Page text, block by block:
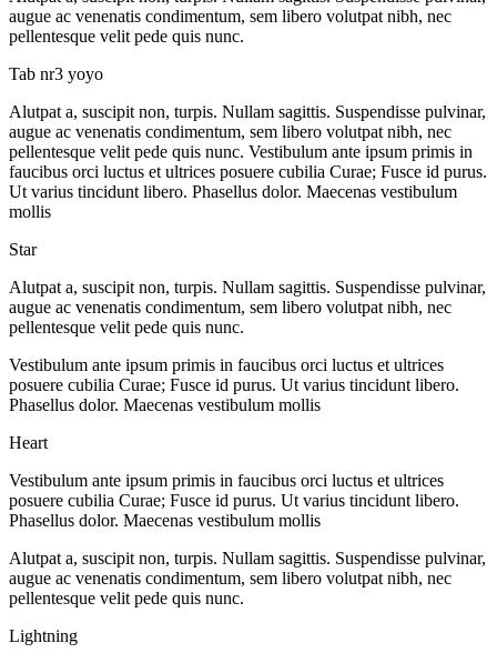
augue ac venenatis condimentum, sem libero volutpat nibh, nec
pellentesque velit pede quis nunc.
Tab nr3 yoyo
Alutpat a, suscipit non, turpis. Nullam sagittis. Suspendisse pulvinar,
augue ac venenatis condimentum, sem libero volutpat nibh, nec
pellentesque velit pede quis nunc. Vestibulum ante ipsum primis in
faucibus orci luctus et ultrices posuere cubilia Curae; Fusce id purus.
Ut varius tincidunt libero. Phasellus dolor. Maecenas vestibulum
mollis
Star
Alutpat a, suscipit non, turpis. Nullam sagittis. Suspendisse pulvinar,
augue ac venenatis condimentum, sem libero volutpat nibh, nec
pellentesque velit pede quis nunc.
Vestibulum ante ipsum primis in faucibus orci luctus et ultrices
posuere cubilia Curae; Fusce id purus. Ut varius tincidunt libero.
Phasellus dolor. Maecenas vestibulum mollis
Heart
Vestibulum ante ipsum primis in faucibus orci luctus et ultrices
posuere cubilia Curae; Fusce id purus. Ut varius tincidunt libero.
Phasellus dolor. Maecenas vestibulum mollis
Alutpat a, suscipit non, turpis. Nullam sagittis. Suspendisse pulvinar,
augue ac venenatis condimentum, sem libero volutpat nibh, nec
pellentesque velit pede quis nunc.
Lightning